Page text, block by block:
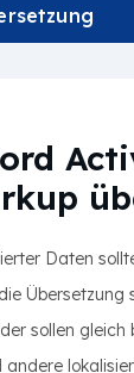
Daten
Übersetzung
sollen gleich